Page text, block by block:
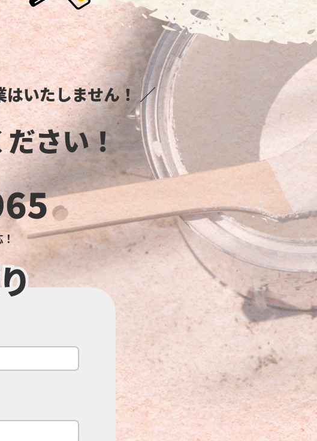
はいたしません！ ／
ださい！